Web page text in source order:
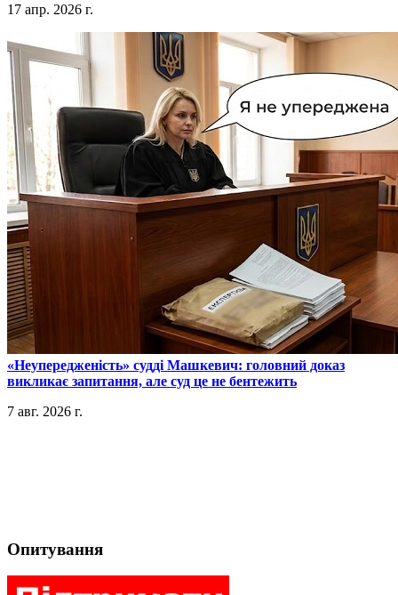
17 апр. 2026 г.
​«Неупередженість» судді Машкевич: головний доказ
викликає запитання, але суд це не бентежить
7 авг. 2026 г.
Опитування